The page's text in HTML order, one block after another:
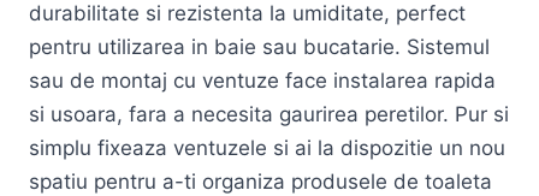
durabilitate si rezistenta la umiditate, perfect
pentru utilizarea in baie sau bucatarie. Sistemul
sau de montaj cu ventuze face instalarea rapida
si usoara, fara a necesita gaurirea peretilor. Pur si
simplu fixeaza ventuzele si ai la dispozitie un nou
spatiu pentru a-ti organiza produsele de toaleta